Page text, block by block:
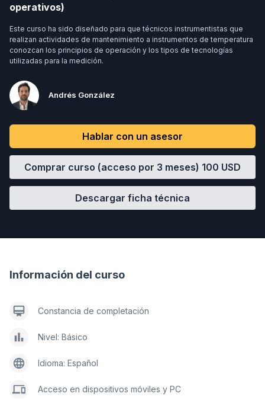
operativos)
Este curso ha sido diseñado para que técnicos instrumentistas que
realizan actividades de mantenimiento a instrumentos de temperatura
conozcan los principios de operación y los tipos de tecnologías
utilizadas para la medición.
Andrés González
Hablar con un asesor
Comprar curso (acceso por 3 meses) 100 USD
Descargar ficha técnica
Información del curso
Constancia de completación
Nivel: Básico
Idioma: Español
Acceso en dispositivos móviles y PC